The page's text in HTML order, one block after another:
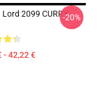
Lord 2099 CURRY
- 42,22 €
-20%